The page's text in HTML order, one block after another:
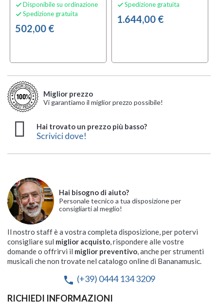
 Disponibile su ordinazione
 Spedizione gratuita
502,00 €
 Spedizione gratuita
1.644,00 €
Miglior prezzo
Vi garantiamo il miglior prezzo possibile!
Hai trovato un prezzo più basso?
Scrivici dove!
Hai bisogno di aiuto?
Personale tecnico a tua disposizione per
consigliarti al meglio!
Il nostro staff è a vostra completa disposizione, per potervi
consigliare sul miglior acquisto, rispondere alle vostre
domande o offrirvi il miglior preventivo, anche per strumenti
musicali che non trovate nel catalogo online di Bananamusic.
phone (+39) 0444 134 3209
RICHIEDI INFORMAZIONI